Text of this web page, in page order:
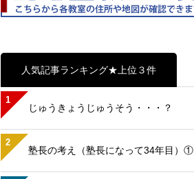
人気記事ランキング★上位３件
1
じゅうきょうじゅうそう・・・？
2
塾長の考え（塾長になって34年目）①